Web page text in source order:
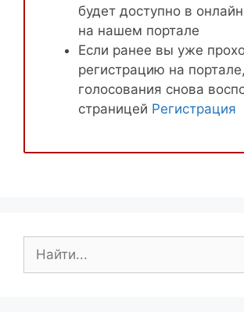
будет доступно в
на нашем портале
Если ранее вы уже
регистрацию на
голосования снова
страницей Регистрация